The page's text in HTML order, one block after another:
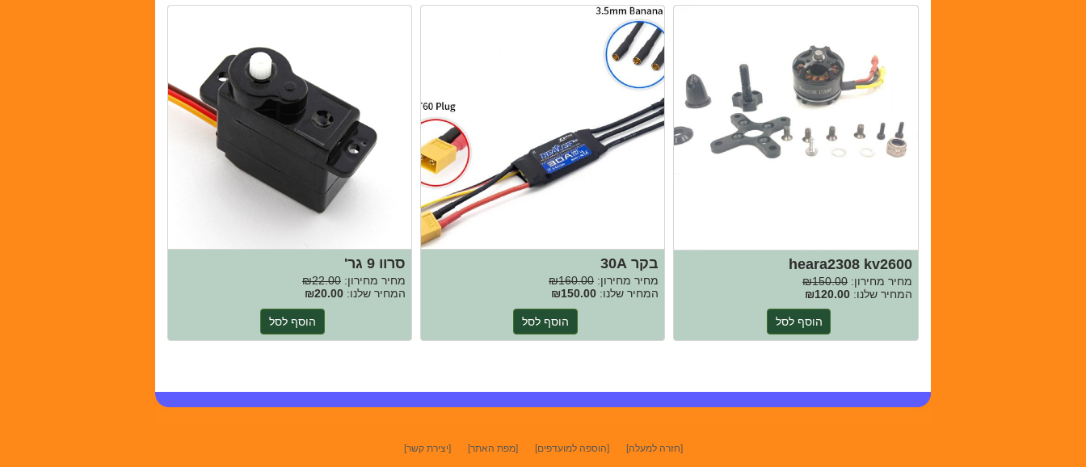
heara2308 kv2600
מחיר מחירון: ₪150.00
המחיר שלנו: ₪120.00
הוסף לסל
בקר 30A
מחיר מחירון: ₪160.00
המחיר שלנו: ₪150.00
הוסף לסל
סרוו 9 גר'
מחיר מחירון: ₪22.00
המחיר שלנו: ₪20.00
הוסף לסל
[חזרה למעלה] [הוספה למועדפים] [מפת האתר] [יצירת קשר]